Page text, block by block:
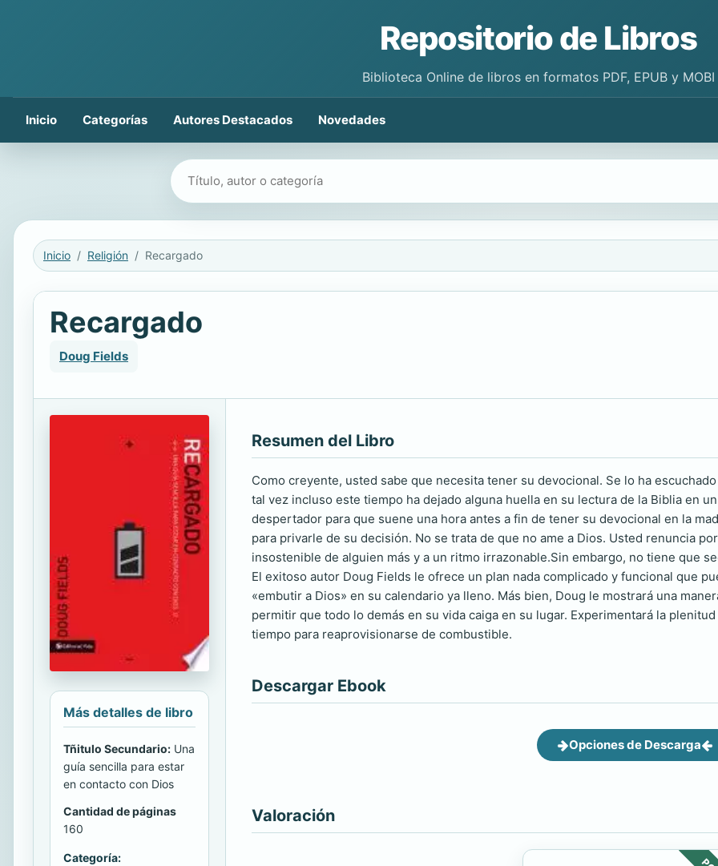
Repositorio de Libros
Biblioteca Online de libros en formatos PDF, EPUB y MOBI
Inicio Categorías Autores Destacados Novedades
Buscar libros
Inicio Religión Recargado
Recargado
Doug Fields
Más detalles de libro
Tñitulo Secundario: Una
guía sencilla para estar
en contacto con Dios
Cantidad de páginas
160
Categoría:
Resumen del Libro
Como creyente, usted sabe que necesita tener su devocional. Se lo ha
tal vez incluso este tiempo ha dejado alguna huella en su lectura de la Biblia en
despertador para que suene una hora antes a fin de tener su devocional en la
para privarle de su decisión. No se trata de que no ame a Dios. Usted renuncia
insostenible de alguien más y a un ritmo irrazonable.Sin embargo, no tiene que
El exitoso autor Doug Fields le ofrece un plan nada complicado y funcional que
«embutir a Dios» en su calendario ya lleno. Más bien, Doug le mostrará una
permitir que todo lo demás en su vida caiga en su lugar. Experimentará la
tiempo para reaprovisionarse de combustible.
Descargar Ebook
Opciones de Descarga
Valoración